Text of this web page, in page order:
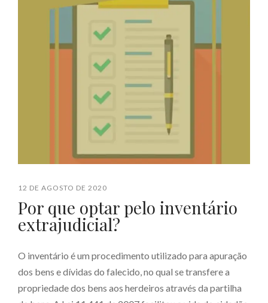
12 DE AGOSTO DE 2020
Por que optar pelo inventário
extrajudicial?
O inventário é um procedimento utilizado para apuração
dos bens e dívidas do falecido, no qual se transfere a
propriedade dos bens aos herdeiros através da partilha